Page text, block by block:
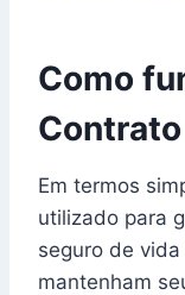
Como
Em termos
utilizado para
seguro de
mantenham